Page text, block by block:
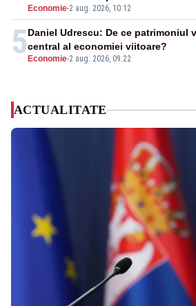
Economie-2 aug. 2026, 10:12
5 Economie-2 aug. 2026, 09:22
Daniel Udrescu: De ce patrimoniul
central al economiei viitoare?
ACTUALITATE